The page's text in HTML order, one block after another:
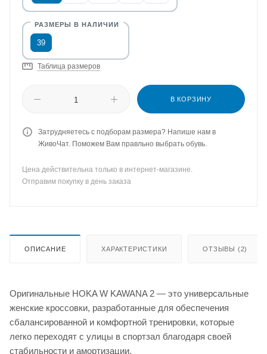
39
Таблица размеров
В КОРЗИНУ
Затрудняетесь с подборам размера? Напише нам в
ЖивоЧат. Поможем Вам правльно выбрать обувь.
Цена действительна только в интернет-магазине.
Отправим покупку в день заказа
ОПИСАНИЕ ХАРАКТЕРИСТИКИ ОТЗЫВЫ (2)
Оригинальные HOKA W KAWANA 2 — это универсальные
женские кроссовки, разработанные для обеспечения
сбалансированной и комфортной тренировки, которые
легко переходят с улицы в спортзал благодаря своей
стабильности и амортизации.